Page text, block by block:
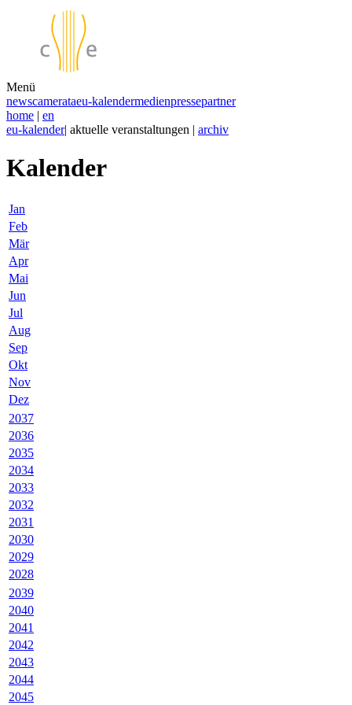
Menü
newscamerataeu-kalendermedienpressepartner
home | en
eu-kalender| aktuelle veranstaltungen | archiv
Kalender
Jan
Feb
Mär
Apr
Mai
Jun
Jul
Aug
Sep
Okt
Nov
Dez
2037
2036
2035
2034
2033
2032
2031
2030
2029
2028
2039
2040
2041
2042
2043
2044
2045